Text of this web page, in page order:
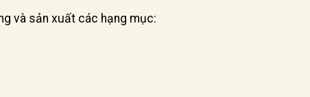
và sản xuất các hạng mục: